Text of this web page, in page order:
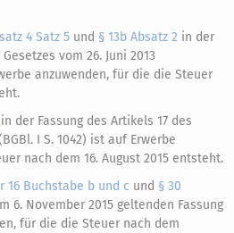
4 Satz 5 und § 13b Absatz 2 in der
vom 26. Juni 2013
anzuwenden, für die die Steuer
in der Fassung des Artikels 17 des
I S. 1042) ist auf Erwerbe
nach dem 16. August 2015 entsteht.
16 Buchstabe b und c und § 30
6. November 2015 geltenden Fassung
für die die Steuer nach dem